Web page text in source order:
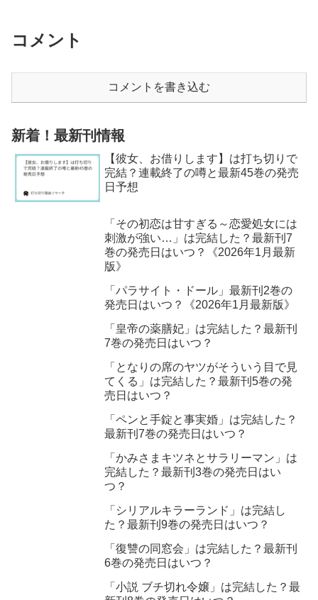
コメント
コメントを書き込む
新着！最新刊情報
【彼女、お借りします】は打ち切りで
完結？連載終了の噂と最新45巻の発売
日予想
「その初恋は甘すぎる～恋愛処女には
刺激が強い…」は完結した？最新刊7
巻の発売日はいつ？《2026年1月最新
版》
「パラサイト・ドール」最新刊2巻の
発売日はいつ？《2026年1月最新版》
「皇帝の薬膳妃」は完結した？最新刊
7巻の発売日はいつ？
「となりの席のヤツがそういう目で見
てくる」は完結した？最新刊5巻の発
売日はいつ？
「ペンと手錠と事実婚」は完結した？
最新刊7巻の発売日はいつ？
「かみさまキツネとサラリーマン」は
完結した？最新刊3巻の発売日はい
つ？
「シリアルキラーランド」は完結し
た？最新刊9巻の発売日はいつ？
「復讐の同窓会」は完結した？最新刊
6巻の発売日はいつ？
「小説 ブチ切れ令嬢」は完結した？最